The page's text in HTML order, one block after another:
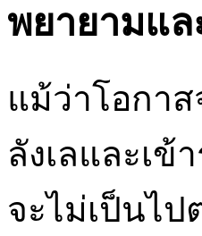
พยายามแ
แม้ว่าโอกา
ลังเลและเข้
จะไม่เป็นไป